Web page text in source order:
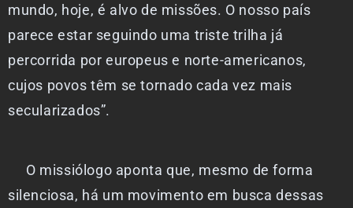
mundo, hoje, é alvo de missões. O nosso país
parece estar seguindo uma triste trilha já
percorrida por europeus e norte-americanos,
cujos povos têm se tornado cada vez mais
secularizados”.
O missiólogo aponta que, mesmo de forma
silenciosa, há um movimento em busca dessas